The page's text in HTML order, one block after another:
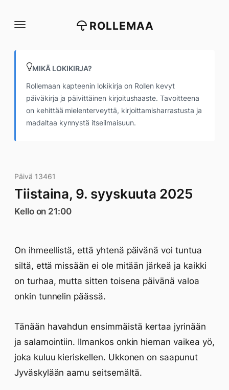
suoraan
ROLLEMAA
MIKÄ LOKIKIRJA?
Rollemaan kapteenin lokikirja on Rollen kevyt
päiväkirja ja päivittäinen kirjoitushaaste. Tavoitteena
on kehittää mielenterveyttä, kirjoittamisharrastusta ja
madaltaa kynnystä itseilmaisuun.
Päivä 13461
Tiistaina, 9. syyskuuta 2025
Kello on 21:00
On ihmeellistä, että yhtenä päivänä voi tuntua
siltä, että missään ei ole mitään järkeä ja kaikki
on turhaa, mutta sitten toisena päivänä valoa
onkin tunnelin päässä.
Tänään havahdun ensimmäistä kertaa jyrinään
ja salamointiin. Ilmankos onkin hieman vaikea yö,
joka kuluu kieriskellen. Ukkonen on saapunut
Jyväskylään aamu seitsemältä.